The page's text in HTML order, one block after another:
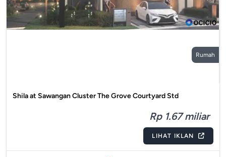
Rumah
Shila at Sawangan Cluster The Grove Courtyard Std
Rp 1.67 miliar
LIHAT IKLAN